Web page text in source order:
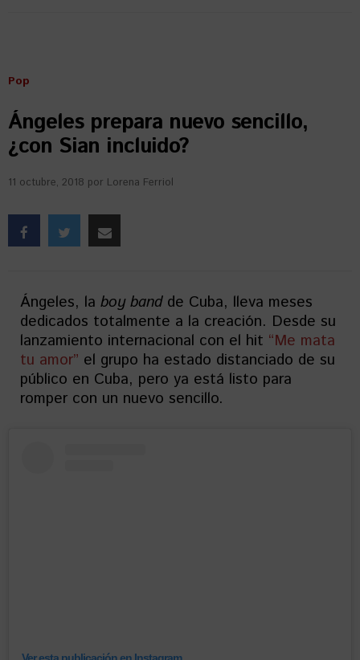
Pop
Ángeles prepara nuevo sencillo,
¿con Sian incluido?
11 octubre, 2018 por Lorena Ferriol
Ángeles, la boy bandde Cuba, lleva meses
dedicados totalmente a la creación. Desde su
lanzamiento internacional con el hit “Me mata
tu amor” el grupo ha estado distanciado de su
público en Cuba, pero ya está listo para
romper con un nuevo sencillo.
Ver esta publicación en Instagram